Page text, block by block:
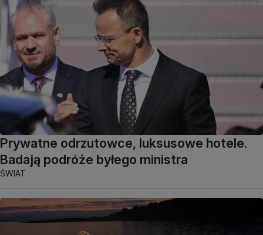
Prywatne odrzutowce, luksusowe hotele.
Badają podróże byłego ministra
ŚWIAT